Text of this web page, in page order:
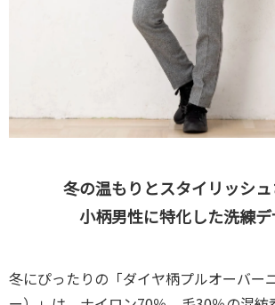
冬の温もりとスタイリッシ
小柄男性に特化した洗練
冬にぴったりの「ダイヤ柄プルオーバー